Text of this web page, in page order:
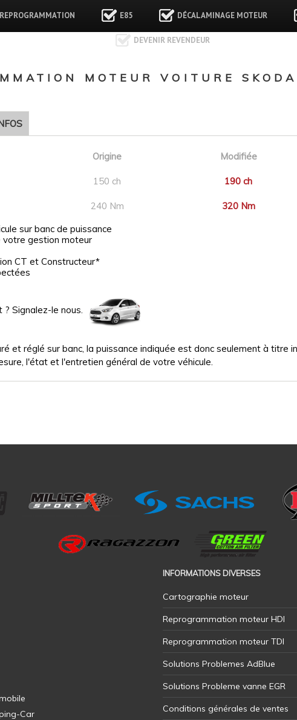
REPROGRAMMATION E85 DÉCALAMINAGE MOTEUR
DEVENIR REVENDEUR
MOTEUR VOITURE
Origine Modifiée
150 ch 190 ch
240 Nm 320 Nm
sur banc de puissance
votre gestion moteur
CT et Constructeur*
? Signalez-le nous.
et réglé sur banc, la puissance indiquée est donc seulement à
l'état et l'entretien général de votre véhicule.
INFORMATIONS DIVERSES
Cartographie moteur
Reprogrammation moteur HDI
Reprogrammation moteur TDI
Solutions Problemes AdBlue
Solutions Probleme vanne EGR
Conditions générales de ventes
Car